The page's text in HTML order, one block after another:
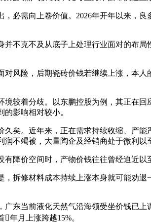
需向上卷价值。2026年开年以来，良
克不及从底子上处理行业面对的布局
险，后期瓷砖价钱若继续上涨，本人
着分歧。以东鹏控股为例，其正在回
的影响相对较小。
。近年来，正在需求持续收缩、产能
润不竭被，大量陶企及经销商处于微利以
价空间时，产物价钱往往曾经迫近以
修材料成本持续上涨本身就可能劝退
当前液化天然气沿海领受坐价钱已上
年月上涨跨越15%。